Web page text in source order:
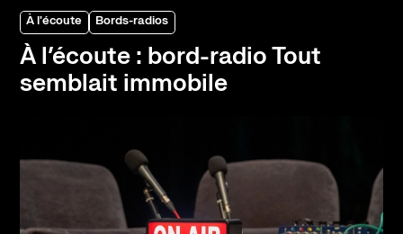
À l'écoute Bords-radios
À l’écoute : bord-radio Tout
semblait immobile